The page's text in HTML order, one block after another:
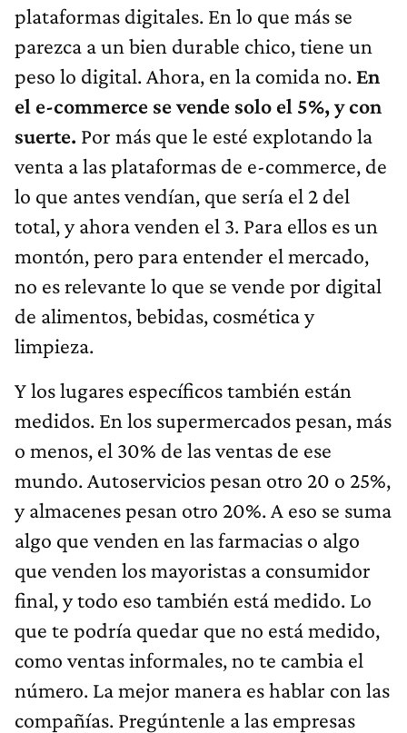
plataformas digitales. En lo que más se
parezca a un bien durable chico, tiene un
peso lo digital. Ahora, en la comida no. En
el e-commerce se vende solo el 5%, y con
suerte. Por más que le esté explotando la
venta a las plataformas de e-commerce, de
lo que antes vendían, que sería el 2 del
total, y ahora venden el 3. Para ellos es un
montón, pero para entender el mercado,
no es relevante lo que se vende por digital
de alimentos, bebidas, cosmética y
limpieza.
Y los lugares específicos también están
medidos. En los supermercados pesan, más
o menos, el 30% de las ventas de ese
mundo. Autoservicios pesan otro 20 o 25%,
y almacenes pesan otro 20%. A eso se suma
algo que venden en las farmacias o algo
que venden los mayoristas a consumidor
final, y todo eso también está medido. Lo
que te podría quedar que no está medido,
como ventas informales, no te cambia el
número. La mejor manera es hablar con las
compañías. Pregúntenle a las empresas